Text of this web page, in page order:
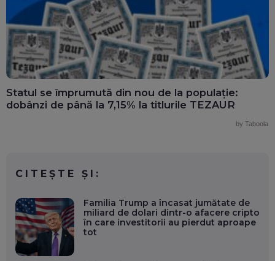
Statul se împrumută din nou de la populație:
dobânzi de până la 7,15% la titlurile TEZAUR
by Taboola
CITEȘTE ȘI:
Familia Trump a încasat jumătate de
miliard de dolari dintr-o afacere cripto
în care investitorii au pierdut aproape
tot